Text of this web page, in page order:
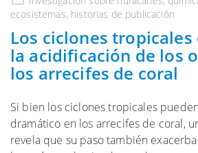
ecosistemas, historias de publicación
Los ciclones
la acidificación de los
los arrecifes de coral
Si bien los ciclones tropicales
dramático en los arrecifes de coral,
revela que su paso también